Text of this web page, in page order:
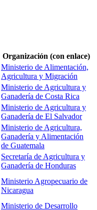
Organización (con enlace)
Ministerio de Alimentación,
Agricultura y Migración
Ministerio de Agricultura y
Ganadería de Costa Rica
Ministerio de Agricultura y
Ganadería de El Salvador
Ministerio de Agricultura,
Ganadería y Alimentación
de Guatemala
Secretaría de Agricultura y
Ganadería de Honduras
Ministerio Agropecuario de
Nicaragua
Ministerio de Desarrollo